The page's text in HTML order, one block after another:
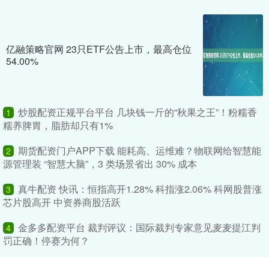
亿融策略官网 23只ETF公告上市，最高仓位
54.00%
1
炒股配资正规平台平台 几块钱一斤的“秋果之王”！粉糯香
糯养脾胃，脂肪却只有1%
2
期货配资门户APP下载 能耗高、运维难？物联网给智慧能
源管理装 “智慧大脑”，3 类场景省出 30% 成本
3
真牛配资 快讯：恒指高开1.28% 科指涨2.06% 科网股普涨
芯片股高开 中资券商股活跃
4 金多多配资平台 裁判评议：国际裁判专家意见麦麦提江判
罚正确！停赛为何？